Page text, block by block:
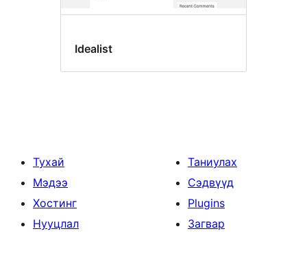
Idealist
Тухай
Мэдээ
Хостинг
Нууцлал
Таниулах
Сэдвүүд
Plugins
Загвар